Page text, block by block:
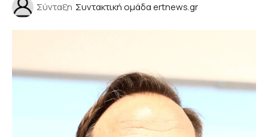
Σύνταξη Συντακτική ομάδα ertnews.gr